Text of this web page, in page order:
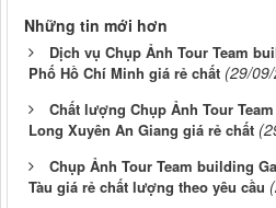
Những tin mới hơn
Dịch vụ Chụp Ảnh Tour Team
Phố Hồ Chí Minh giá rẻ chất (29/
Chất lượng Chụp Ảnh Tour
Long Xuyên An Giang giá rẻ chất
Chụp Ảnh Tour Team building
Tàu giá rẻ chất lượng theo yêu cầu